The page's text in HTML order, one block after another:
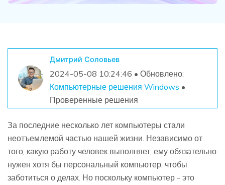
Дмитрий Соловьев
2024-05-08 10:24:46 • Обновлено:
Компьютерные решения Windows •
Проверенные решения
За последние несколько лет компьютеры стали
неотъемлемой частью нашей жизни. Независимо от
того, какую работу человек выполняет, ему обязательно
нужен хотя бы персональный компьютер, чтобы
заботиться о делах. Но поскольку компьютер - это